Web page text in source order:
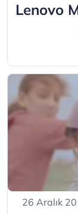
Lenovo
26 Aralık